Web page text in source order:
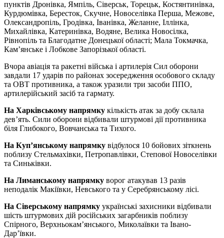
пунктів Дронівка, Ямпіль, Сіверськ, Торецьк, Костянтинівка,
Курдюмівка, Бересток, Скучне, Новоселівка Перша, Межове,
Олександропіль, Гродівка, Іванівка, Желанне, Іллінка,
Михайлівка, Катеринівка, Водяне, Велика Новосілка,
Рівнопіль та Благодатне Донецької області; Мала Токмачка,
Кам’янське і Лобкове Запорізької області.
Вчора авіація та ракетні війська і артилерія Сил оборони
завдали 17 ударів по районах зосередження особового складу
та ОВТ противника, а також уразили три засоби ППО,
артилерійський засіб та гармату.
На Харківському напрямку кількість атак за добу склала
дев’ять. Сили оборони відбивали штурмові дії противника
біля Глибокого, Вовчанська та Тихого.
На Куп’янському напрямку відбулося 10 бойових зіткнень
поблизу Стельмахівки, Петропавлівки, Степової Новоселівки
та Синьківки.
На Лиманському напрямку ворог атакував 13 разів
неподалік Макіївки, Невського та у Серебрянському лісі.
На Сіверському напрямку українські захисники відбивали
шість штурмових дій російських загарбників поблизу
Спірного, Верхньокам’янського, Миколаївки та Івано-
Дар’ївки.